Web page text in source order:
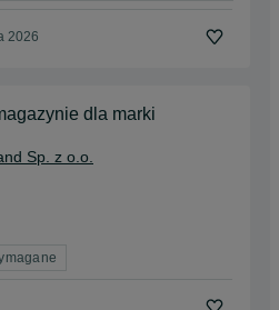
2026
dla marki
Sp. z o.o.